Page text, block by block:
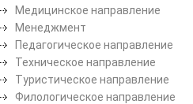
Медицинское направление
Менеджмент
Педагогическое направление
Техническое направление
Туристическое направление
Филологическое направление